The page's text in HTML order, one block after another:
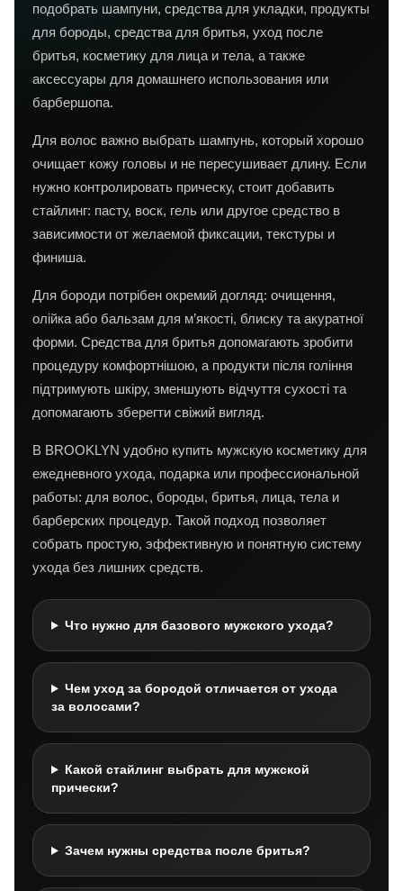
подобрать шампуни, средства для укладки, продукты
для бороды, средства для бритья, уход после
бритья, косметику для лица и тела, а также
аксессуары для домашнего использования или
барбершопа.
Для волос важно выбрать шампунь, который хорошо
очищает кожу головы и не пересушивает длину. Если
нужно контролировать прическу, стоит добавить
стайлинг: пасту, воск, гель или другое средство в
зависимости от желаемой фиксации, текстуры и
финиша.
Для бороди потрібен окремий догляд: очищення,
олійка або бальзам для м’якості, блиску та акуратної
форми. Средства для бритья допомагають зробити
процедуру комфортнішою, а продукти після гоління
підтримують шкіру, зменшують відчуття сухості та
допомагають зберегти свіжий вигляд.
В BROOKLYN удобно купить мужскую косметику для
ежедневного ухода, подарка или профессиональной
работы: для волос, бороды, бритья, лица, тела и
барберских процедур. Такой подход позволяет
собрать простую, эффективную и понятную систему
ухода без лишних средств.
Что нужно для базового мужского ухода?
Чем уход за бородой отличается от ухода
за волосами?
Какой стайлинг выбрать для мужской
прически?
Зачем нужны средства после бритья?